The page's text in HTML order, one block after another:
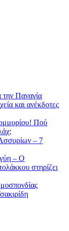
την Παναγία
και ανέκδοτες
Πού
– 7
– Ο
στηρίζει